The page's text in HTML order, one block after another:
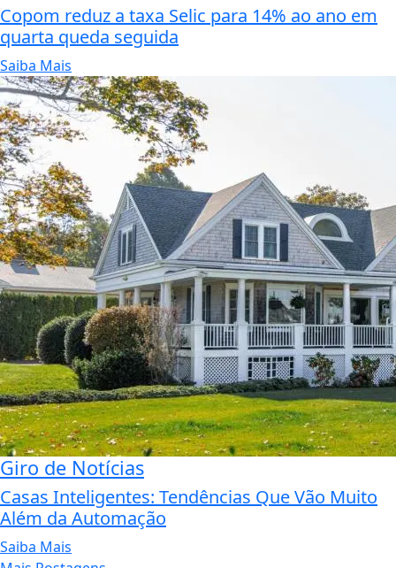
Copom reduz a taxa Selic para 14% ao ano em
quarta queda seguida
Saiba Mais
Giro de Notícias
Casas Inteligentes: Tendências Que Vão Muito
Além da Automação
Saiba Mais